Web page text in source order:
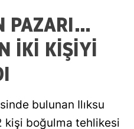
PAZARI...
İKİ KİŞİYİ
bulunan Ilıksu
kişi boğulma tehlikesi